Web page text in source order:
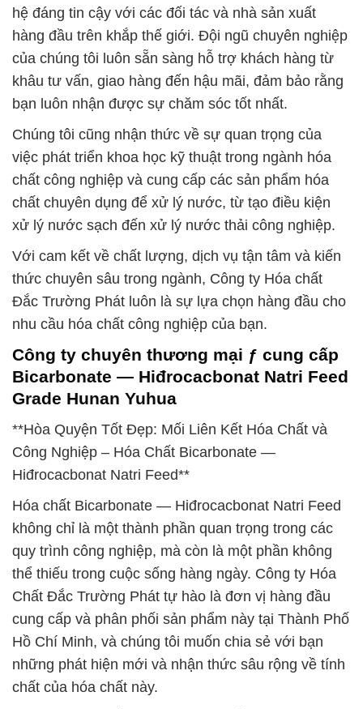
hệ đáng tin cậy với các đối tác và nhà sản xuất
hàng đầu trên khắp thế giới. Đội ngũ chuyên nghiệp
của chúng tôi luôn sẵn sàng hỗ trợ khách hàng từ
khâu tư vấn, giao hàng đến hậu mãi, đảm bảo rằng
bạn luôn nhận được sự chăm sóc tốt nhất.
Chúng tôi cũng nhận thức về sự quan trọng của
việc phát triển khoa học kỹ thuật trong ngành hóa
chất công nghiệp và cung cấp các sản phẩm hóa
chất chuyên dụng để xử lý nước, từ tạo điều kiện
xử lý nước sạch đến xử lý nước thải công nghiệp.
Với cam kết về chất lượng, dịch vụ tận tâm và kiến
thức chuyên sâu trong ngành, Công ty Hóa chất
Đắc Trường Phát luôn là sự lựa chọn hàng đầu cho
nhu cầu hóa chất công nghiệp của bạn.
Công ty chuyên thương mại ƒ cung cấp
Bicarbonate — Hiđrocacbonat Natri Feed
Grade Hunan Yuhua
**Hòa Quyện Tốt Đẹp: Mối Liên Kết Hóa Chất và
Công Nghiệp – Hóa Chất Bicarbonate —
Hiđrocacbonat Natri Feed**
Hóa chất Bicarbonate — Hiđrocacbonat Natri Feed
không chỉ là một thành phần quan trọng trong các
quy trình công nghiệp, mà còn là một phần không
thể thiếu trong cuộc sống hàng ngày. Công ty Hóa
Chất Đắc Trường Phát tự hào là đơn vị hàng đầu
cung cấp và phân phối sản phẩm này tại Thành Phố
Hồ Chí Minh, và chúng tôi muốn chia sẻ với bạn
những phát hiện mới và nhận thức sâu rộng về tính
chất của hóa chất này.